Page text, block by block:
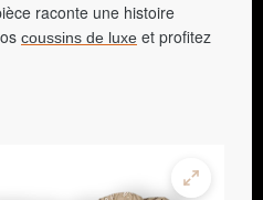
raconte une histoire
coussins de luxe et profitez